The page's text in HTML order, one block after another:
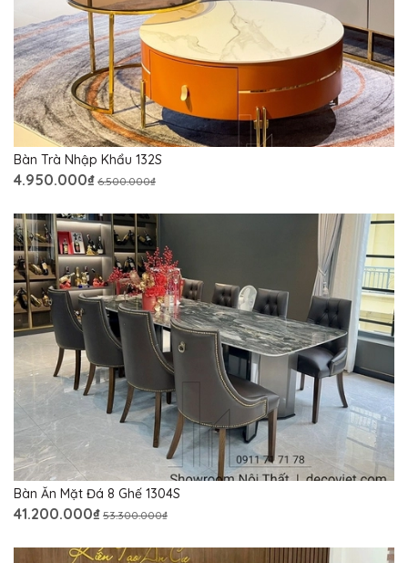
Bàn Trà Nhập Khẩu 132S
4.950.000₫ 6.500.000₫
Bàn Ăn Mặt Đá 8 Ghế 1304S
41.200.000₫ 53.300.000₫